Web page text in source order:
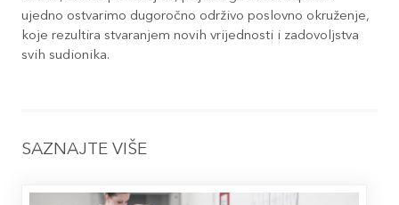
ujedno ostvarimo dugoročno održivo poslovno okruženje,
koje rezultira stvaranjem novih vrijednosti i zadovoljstva
svih sudionika.
SAZNAJTE VIŠE